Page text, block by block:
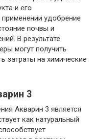
и его
удобрение
почвы и
В результате
могут получить
затраты на химические
3
Акварин 3 является
как натуральный